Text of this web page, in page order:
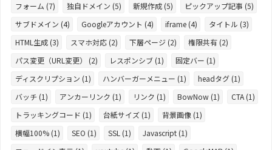
フォーム (7)
独自ドメイン (5) 新規作成 (5)
ピックアップ記事 (5)
サブドメイン (4)
Googleアカウント (4) iframe (4)
タイトル (3)
HTML生成 (3)
スマホ対応 (2) 下層ページ (2)
権限共有 (2)
パス変更（URL変更） (2)
レスポンシブ (1)
固定バー (1)
ディスクリプション (1)
ハンバーガーメニュー (1)
headタグ (1)
バッチ (1)
アンカーリンク (1) リンク (1) BowNow (1)
CTA (1)
トラッキングコード (1)
台紙サイズ (1)
背景画像 (1)
横幅100% (1)
SEO (1) SSL (1)
Javascript (1)